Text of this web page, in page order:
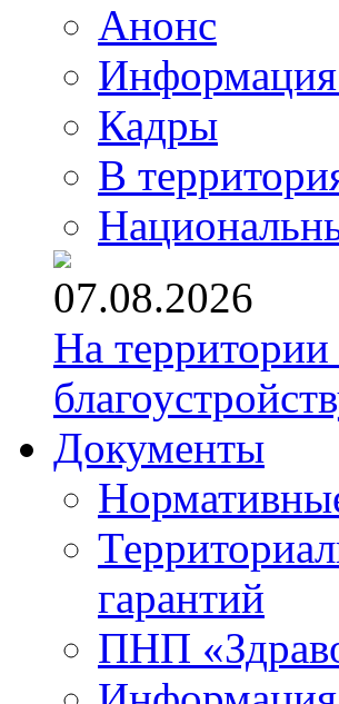
Анонс
Информация
Кадры
В
07.08.2026
На
Документы
гарантий
ПНП